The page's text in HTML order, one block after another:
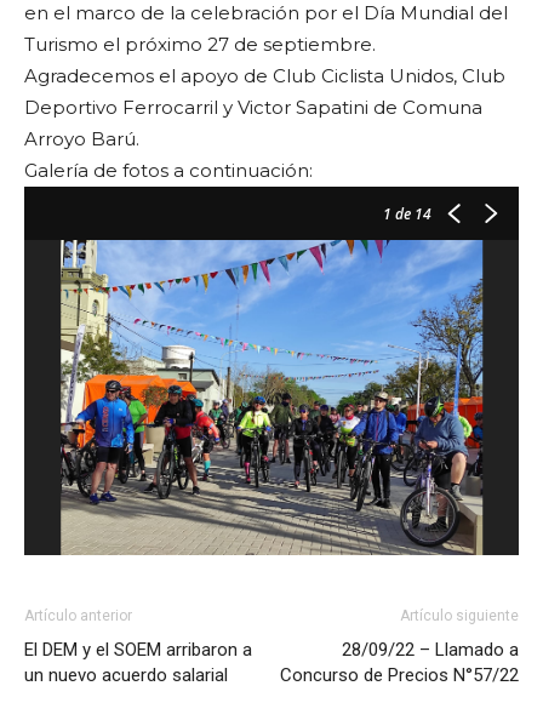
en el marco de la celebración por el Día Mundial del
Turismo el próximo 27 de septiembre.
Agradecemos el apoyo de Club Ciclista Unidos, Club
Deportivo Ferrocarril y Victor Sapatini de Comuna
Arroyo Barú.
Galería de fotos a continuación:
1 de 14
Artículo anterior
El DEM y el SOEM arribaron a
un nuevo acuerdo salarial
Artículo siguiente
28/09/22 – Llamado a
Concurso de Precios N°57/22